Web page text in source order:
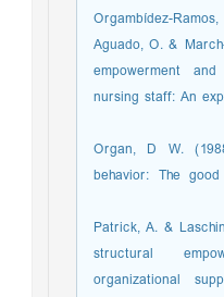
Orgambídez-
Aguado, O. &
empowerment
nursing staff: An
Organ, D W.
behavior: The
Patrick, A. &
structural
organizational